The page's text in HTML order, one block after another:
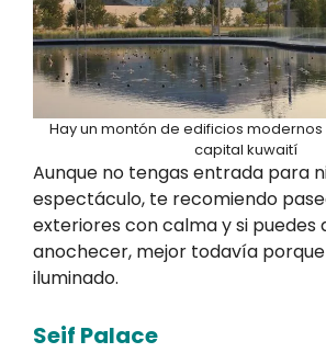
Hay un montón de edificios
capital kuwaití
Aunque no tengas entrada para
espectáculo, te recomiendo
exteriores con calma y si
anochecer, mejor todavía
iluminado.
Seif Palace